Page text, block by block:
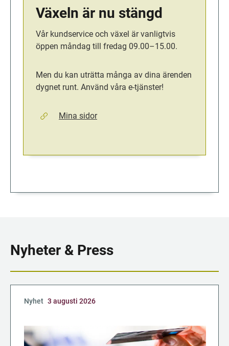
Växeln är nu stängd
Vår kundservice och växel är vanligtvis
öppen måndag till fredag 09.00–15.00.
Men du kan uträtta många av dina ärenden
dygnet runt. Använd våra e-tjänster!
Mina sidor
Nyheter & Press
Nyhet 3 augusti 2026